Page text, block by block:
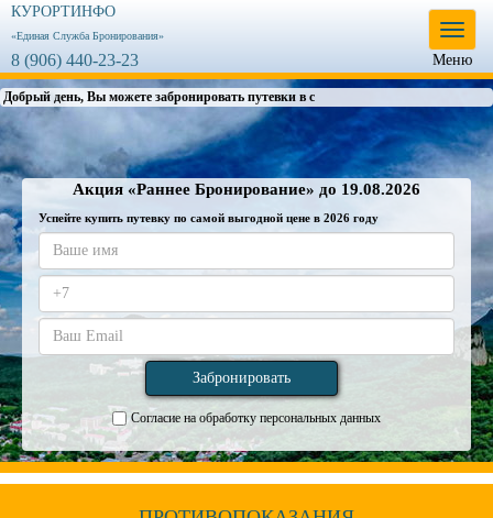
Меню
Меню
КУРОРТИНФО
«Единая Служба Бронирования»
8 (906) 440-23-23
Добрый день, Вы можете забронировать путевки в санато
Акция «Раннее Бронирование» до 19.08.2026
Успейте купить путевку по самой выгодной цене в 2026 году
Согласие на обработку персональных данных